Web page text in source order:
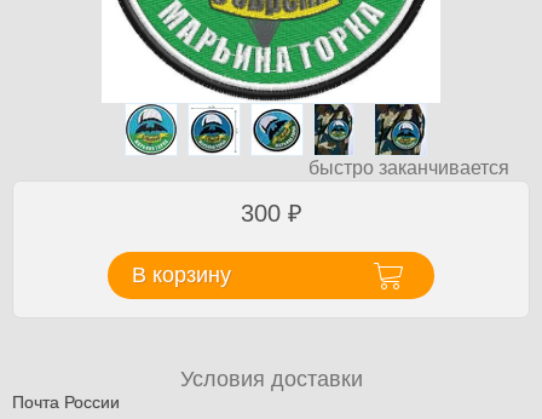
быстро заканчивается
300 ₽
В корзину
Условия доставки
Почта России